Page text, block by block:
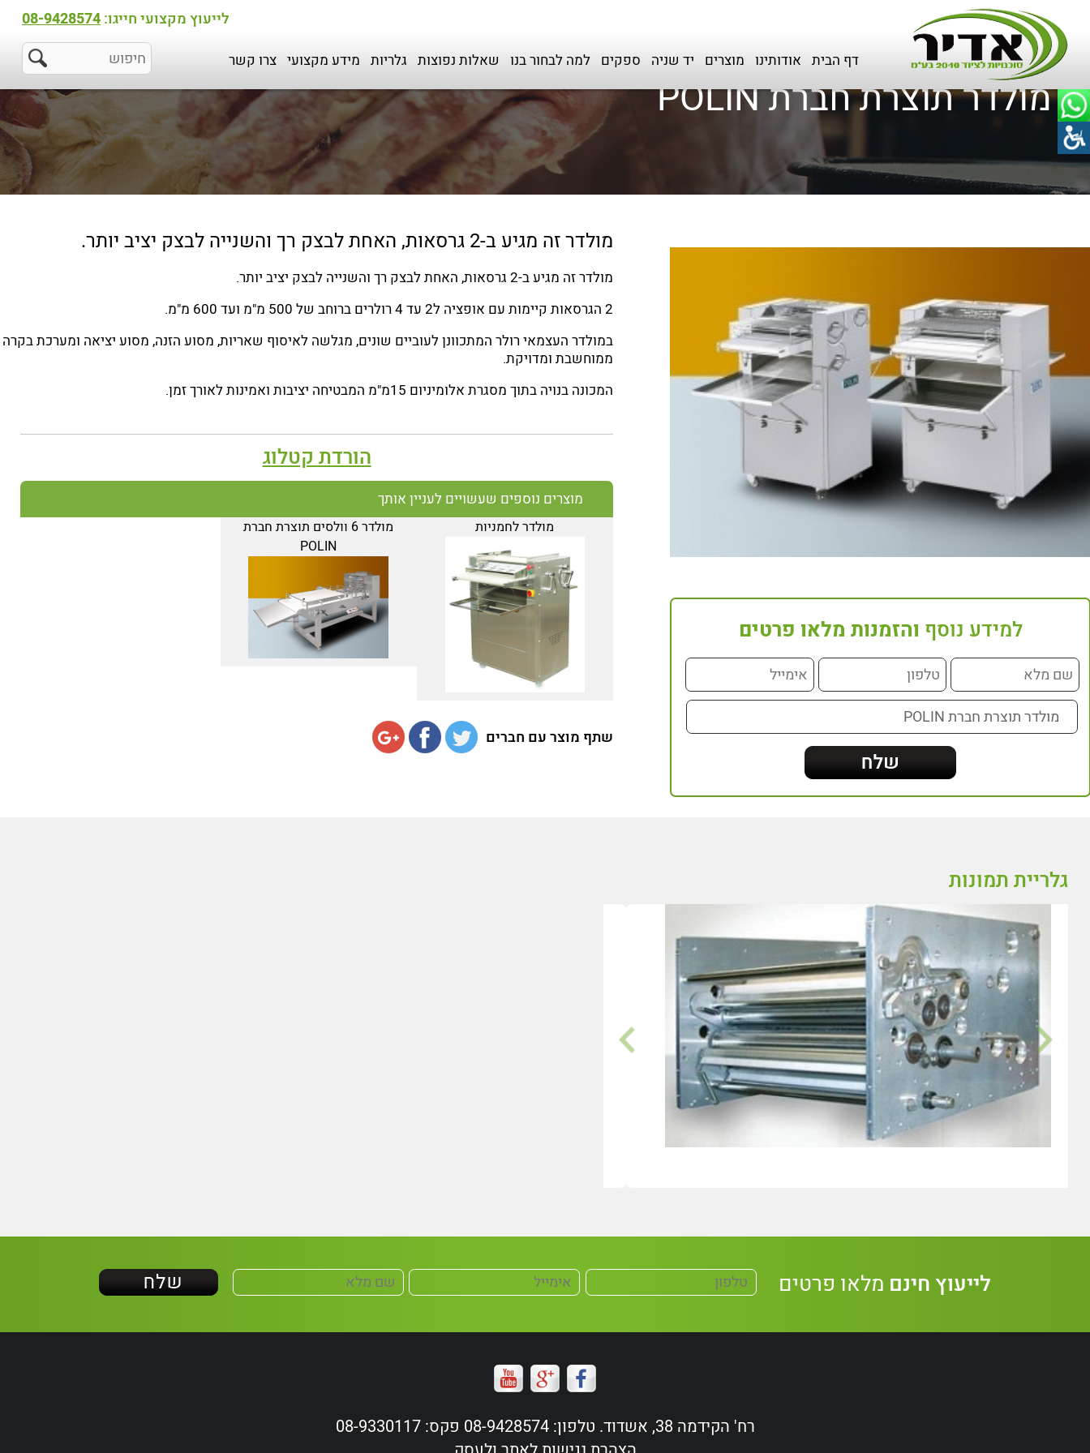
לייעוץ מקצועי חייגו:08-9428574
דף הבית אודותינו מוצרים יד שניה ספקים למה לבחור בנו שאלות נפוצות גלריות מידע מקצועי צרו קשר
דף הבית>כל המוצרים>מולדרים
מולדר תוצרת חברת POLIN
מולדר זה מגיע ב-2 גרסאות, האחת לבצק רך והשנייה לבצק יציב יותר.
מולדר זה מגיע ב-2 גרסאות, האחת לבצק רך והשנייה לבצק יציב יותר.
2 הגרסאות קיימות עם אופציה ל2 עד 4 רולרים ברוחב של 500 מ"מ ועד 600 מ"מ.
במולדר העצמאי רולר המתכוונן לעוביים שונים, מגלשה לאיסוף שאריות, מסוע הזנה, מסוע יציאה ומערכת בקרה
ממוחשבת ומדויקת.
המכונה בנויה בתוך מסגרת אלומיניום 15מ"מ המבטיחה יציבות ואמינות לאורך זמן.
הורדת קטלוג
מוצרים נוספים שעשויים לעניין אותך
מולדר לחמניות
מולדר 6 וולסים תוצרת חברת
POLIN
שתף מוצר עם חברים
למידע נוסף והזמנות מלאו פרטים
גלריית תמונות
לייעוץ חינם מלאו פרטים
רח' הקידמה 38, אשדוד. טלפון: 08-9428574 פקס: 08-9330117